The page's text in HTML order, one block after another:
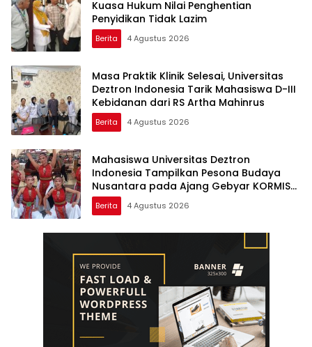
Kuasa Hukum Nilai Penghentian
Penyidikan Tidak Lazim
Berita 4 Agustus 2026
Masa Praktik Klinik Selesai, Universitas
Deztron Indonesia Tarik Mahasiswa D-III
Kebidanan dari RS Artha Mahinrus
Berita 4 Agustus 2026
Mahasiswa Universitas Deztron
Indonesia Tampilkan Pesona Budaya
Nusantara pada Ajang Gebyar KORMISU
Road to FORPROVSU 2026
Berita 4 Agustus 2026